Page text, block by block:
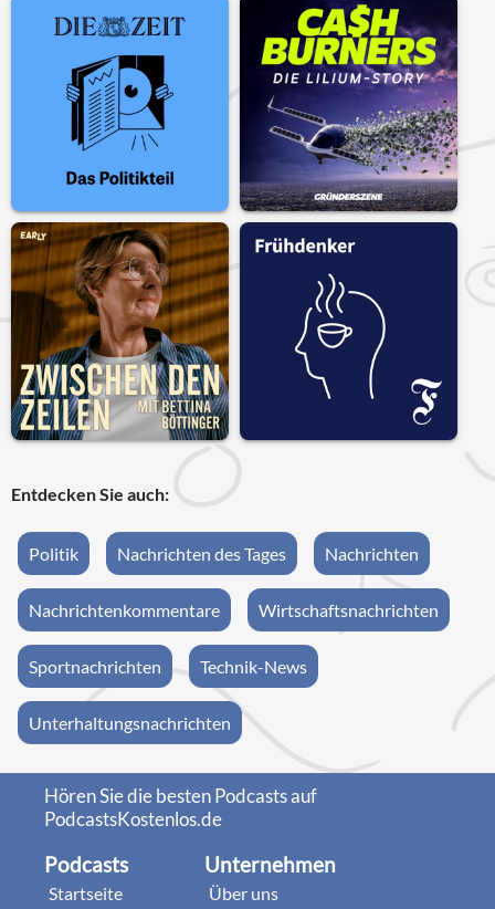
Entdecken Sie auch:
Politik Nachrichten des Tages Nachrichten
Nachrichtenkommentare Wirtschaftsnachrichten
Sportnachrichten Technik-News
Unterhaltungsnachrichten
Hören Sie die besten Podcasts auf
PodcastsKostenlos.de
Podcasts
Startseite
Unternehmen
Über uns